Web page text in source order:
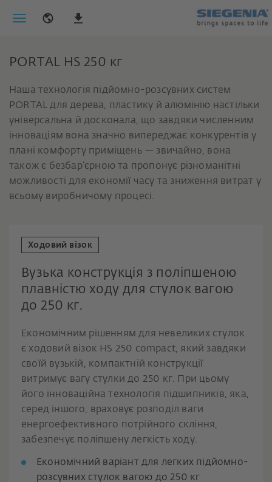
PORTAL HS 250 кг
Наша технологія підйомно-розсувних систем
PORTAL для дерева, пластику й алюмінію настільки
універсальна й досконала, що завдяки численним
інноваціям вона значно випереджає конкурентів у
плані комфорту приміщень — звичайно, вона
також є безбар’єрною та пропонує різноманітні
можливості для економії часу та зниження витрат у
всьому виробничому процесі.
Ходовий візок
Вузька конструкція з поліпшеною
плавністю ходу для стулок вагою
до 250 кг.
Економічним рішенням для невеликих стулок
є ходовий візок HS 250 compact, який завдяки
своїй вузькій, компактній конструкції
витримує вагу стулки до 250 кг. При цьому
його інноваційна технологія підшипників, яка,
серед іншого, враховує розподіл ваги
енергоефективного потрійного скління,
забезпечує поліпшену легкість ходу.
Економічний варіант для легких підйомно-
розсувних стулок вагою до 250 кг